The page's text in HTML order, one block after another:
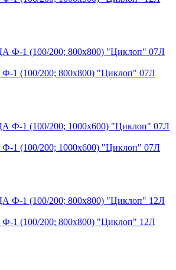
1 (100/200; 800х800) "Циклоп" 07Л
1 (100/200; 1000х600) "Циклоп" 07Л
1 (100/200; 800х800) "Циклоп" 12Л